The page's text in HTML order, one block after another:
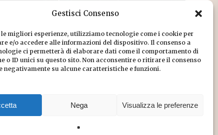
Gestisci Consenso
migliori esperienze, utilizziamo tecnologie come i cookie per
e/o accedere alle informazioni del dispositivo. Il consenso a
ci permetterà di elaborare dati come il comportamento di
o ID unici su questo sito. Non acconsentire o ritirare il consenso
negativamente su alcune caratteristiche e funzioni.
Nega Visualizza le preferenze
COOKIE POLICY
DICONO DI NOI
CHI SIAMO